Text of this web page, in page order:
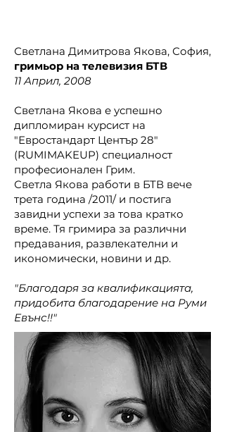
Светлана Димитрова Якова, София,
гримьор на телевизия БТВ
11 Април, 2008
Светлана Якова е успешно
дипломиран курсист на
"Евростандарт Център 28"
(RUMIMAKEUP) специалност
професионален Грим.
Светла Якова работи в БТВ вече
трета година /2011/ и постига
завидни успехи за това кратко
време. Тя гримира за различни
предавания, развлекателни и
икономически, новини и др.
"Благодаря за квалификацията,
придобита благодарение на Руми
Евънс!!"